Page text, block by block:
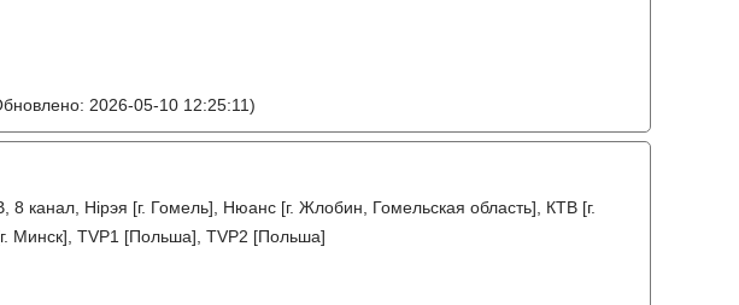
2026-05-10 12:25:11)
канал, Нірэя [г. Гомель], Нюанс [г. Жлобин, Гомельская область], КТВ [г.
Минск], TVP1 [Польша], TVP2 [Польша]